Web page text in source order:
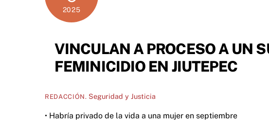
2025
VINCULAN A PROCESO A UN
FEMINICIDIO EN JIUTEPEC
REDACCIÓN. Seguridad y Justicia
• Habría privado de la vida a una mujer en septiembre